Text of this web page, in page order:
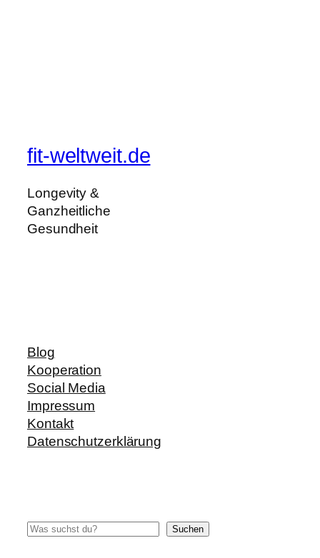
fit-weltweit.de
Longevity &
Ganzheitliche
Gesundheit
Blog
Kooperation
Social Media
Impressum
Kontakt
Datenschutzerklärung
Suchen Suchen